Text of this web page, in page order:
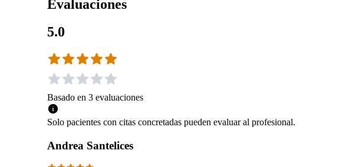
Evaluaciones
5.0
Basado en 3 evaluaciones
Solo pacientes con citas concretadas pueden evaluar al profesional.
Andrea Santelices